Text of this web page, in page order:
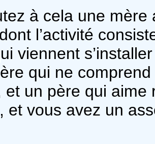
à cela une mère
l’activité
viennent
qui ne
et un père qui
et vous avez un